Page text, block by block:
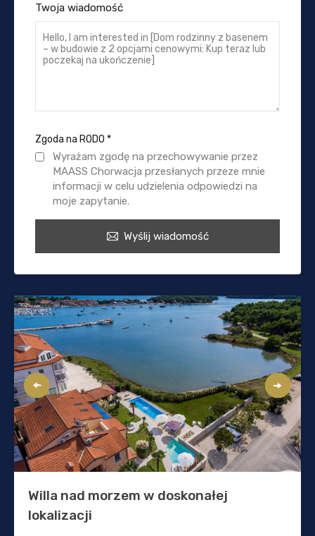
Twoja wiadomość
Zgoda na RODO *
Wyrażam zgodę na przechowywanie przez
MAASS Chorwacja przesłanych przeze mnie
informacji w celu udzielenia odpowiedzi na
moje zapytanie.
Wyślij wiadomość
Willa nad morzem w doskonałej
lokalizacji